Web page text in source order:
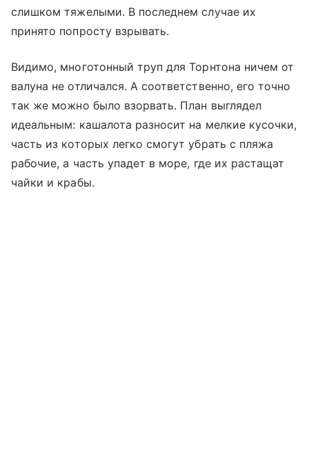
слишком тяжелыми. В последнем случае их
принято попросту взрывать.
Видимо, многотонный труп для Торнтона ничем от
валуна не отличался. А соответственно, его точно
так же можно было взорвать. План выглядел
идеальным: кашалота разносит на мелкие кусочки,
часть из которых легко смогут убрать с пляжа
рабочие, а часть упадет в море, где их растащат
чайки и крабы.